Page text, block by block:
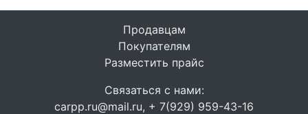
Продавцам
Покупателям
Разместить прайс
Связаться с нами:
carpp.ru@mail.ru, + 7(929) 959-43-16